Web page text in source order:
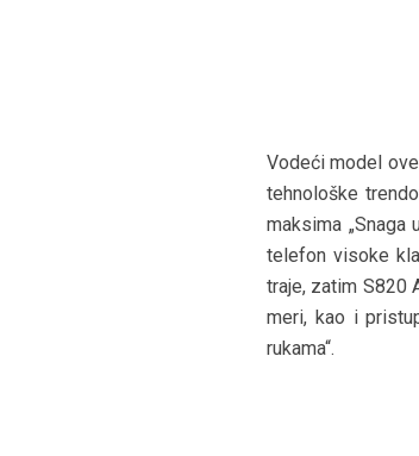
Vodeći model
tehnološke
maksima
telefon visoke
traje, zatim S820
meri, kao i
rukama“.